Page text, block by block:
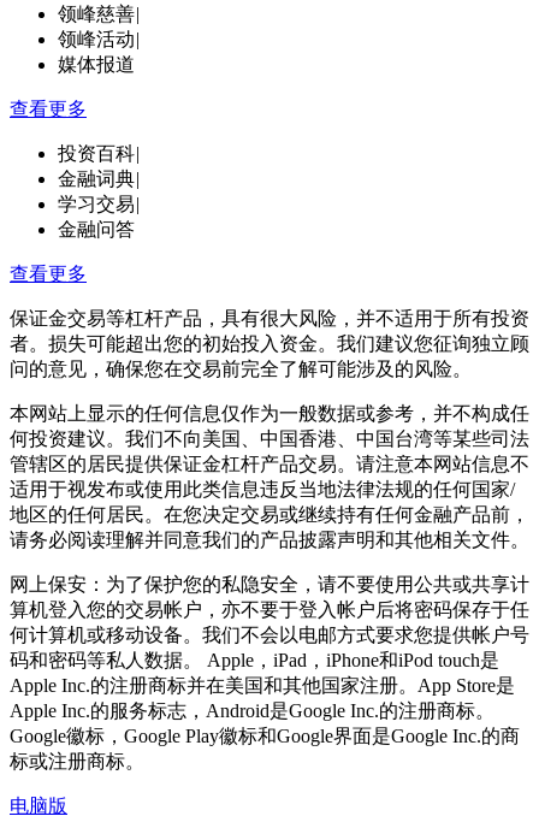
领峰慈善|
领峰活动|
媒体报道
查看更多
投资百科|
金融词典|
学习交易|
金融问答
查看更多
保证金交易等杠杆产品，具有很大风险，并不适用于所有投资
者。损失可能超出您的初始投入资金。我们建议您征询独立顾
问的意见，确保您在交易前完全了解可能涉及的风险。
本网站上显示的任何信息仅作为一般数据或参考，并不构成任
何投资建议。我们不向美国、中国香港、中国台湾等某些司法
管辖区的居民提供保证金杠杆产品交易。请注意本网站信息不
适用于视发布或使用此类信息违反当地法律法规的任何国家/
地区的任何居民。在您决定交易或继续持有任何金融产品前，
请务必阅读理解并同意我们的产品披露声明和其他相关文件。
网上保安：为了保护您的私隐安全，请不要使用公共或共享计
算机登入您的交易帐户，亦不要于登入帐户后将密码保存于任
何计算机或移动设备。我们不会以电邮方式要求您提供帐户号
码和密码等私人数据。 Apple，iPad，iPhone和iPod touch是
Apple Inc.的注册商标并在美国和其他国家注册。App Store是
Apple Inc.的服务标志，Android是Google Inc.的注册商标。
Google徽标，Google Play徽标和Google界面是Google Inc.的商
标或注册商标。
电脑版